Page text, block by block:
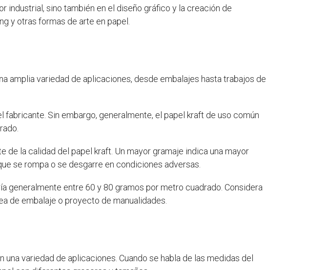
industrial, sino también en el diseño gráfico y la creación de
y otras formas de arte en papel.
amplia variedad de aplicaciones, desde embalajes hasta trabajos de
Sin embargo, generalmente, el papel kraft de uso común
de la calidad del papel kraft. Un mayor gramaje indica una mayor
se rompa o se desgarre en condiciones adversas.
generalmente entre 60 y 80 gramos por metro cuadrado. Considera
de embalaje o proyecto de manualidades.
variedad de aplicaciones. Cuando se habla de las medidas del